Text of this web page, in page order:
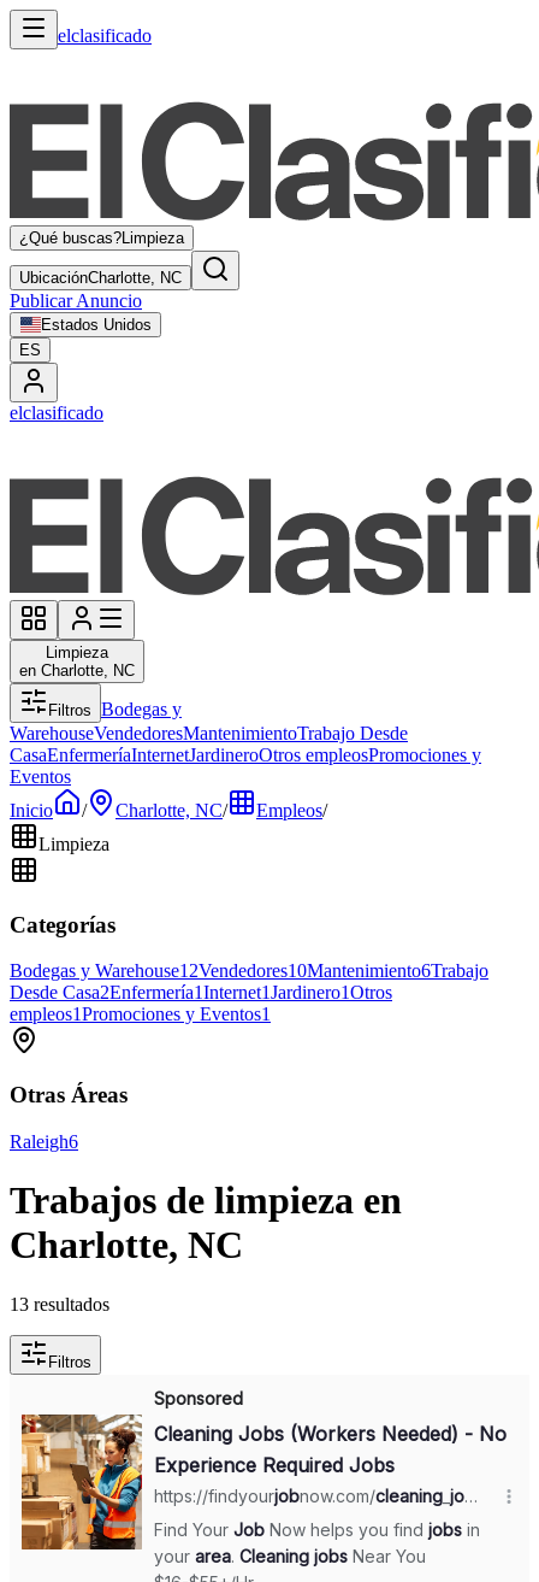
elclasificado
¿Qué buscas?Limpieza
UbicaciónCharlotte, NC
Publicar Anuncio
Estados Unidos
ES
elclasificado
Limpieza
en Charlotte, NC
Filtros Bodegas y
WarehouseVendedoresMantenimientoTrabajo Desde
CasaEnfermeríaInternetJardineroOtros empleosPromociones y
Eventos
Inicio
/ Charlotte, NC/ Empleos/
Limpieza
Categorías
Bodegas y Warehouse12Vendedores10Mantenimiento6Trabajo
Desde Casa2Enfermería1Internet1Jardinero1Otros
empleos1Promociones y Eventos1
Otras Áreas
Raleigh6
Trabajos de limpieza en
Charlotte, NC
13 resultados
Filtros